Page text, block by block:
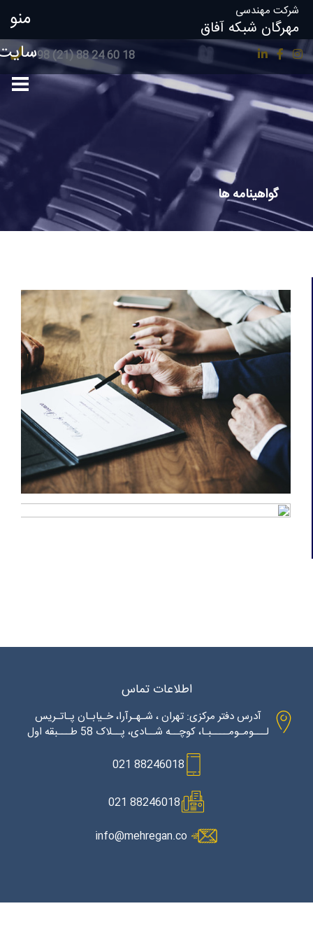
18 60 24 88 (21) 98+
منو
شرکت مهندسی
مهرگان شبکه آفاق
گواهینامه ها
اطلاعات تماس
آدرس دفتر مرکزی: تهران ، شـهـرآرا، خـیابـان پـاتـریس
لـــومـومــــبـا، کوچــه شــادی، پــلاک 58 طـــبقه اول
88246018 021
88246018 021